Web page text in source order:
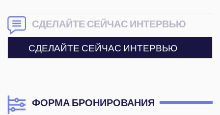
СДЕЛАЙТЕ СЕЙЧАС ИНТЕРВЬЮ
СДЕЛАЙТЕ СЕЙЧАС ИНТЕРВЬЮ
ФОРМА БРОНИРОВАНИЯ